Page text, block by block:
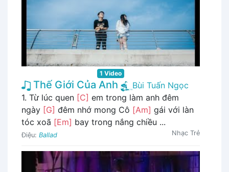
1 Video
Thế Giới Của Anh
Bùi Tuấn Ngọc
1. Từ lúc quen [C] em trong làm anh đêm
ngày [G] đêm nhớ mong Cô [Am] gái với làn
tóc xoã [Em] bay trong nắng chiều ...
Điệu: Ballad Nhạc Trẻ